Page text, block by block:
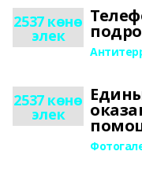
2537 көнө
элек
2537 көнө
элек